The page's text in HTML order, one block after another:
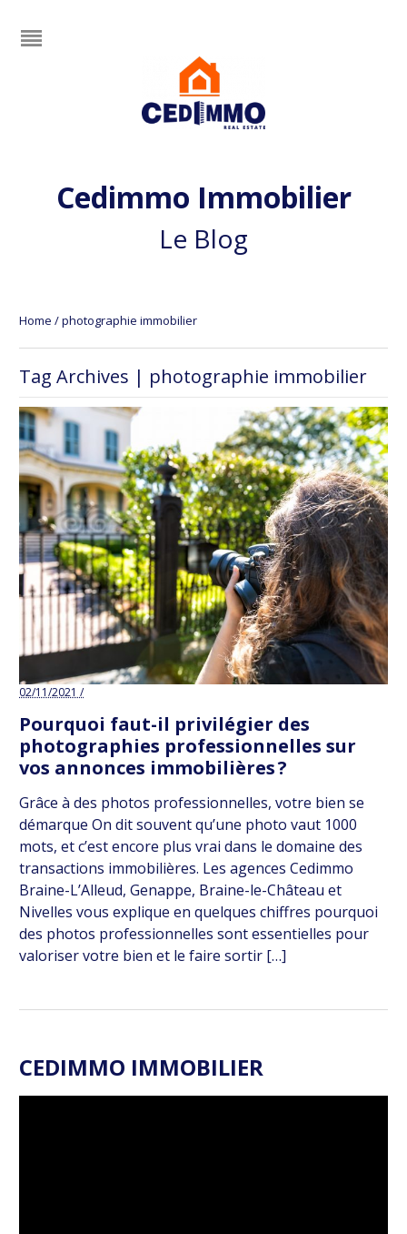
Cedimmo Immobilier
Le Blog
Home /photographie immobilier
Tag Archives | photographie immobilier
02/11/2021 /
Pourquoi faut-il privilégier des
photographies professionnelles sur
vos annonces immobilières ?
Grâce à des photos professionnelles, votre bien se
démarque On dit souvent qu’une photo vaut 1000
mots, et c’est encore plus vrai dans le domaine des
transactions immobilières. Les agences Cedimmo
Braine-L’Alleud, Genappe, Braine-le-Château et
Nivelles vous explique en quelques chiffres pourquoi
des photos professionnelles sont essentielles pour
valoriser votre bien et le faire sortir […]
CEDIMMO IMMOBILIER